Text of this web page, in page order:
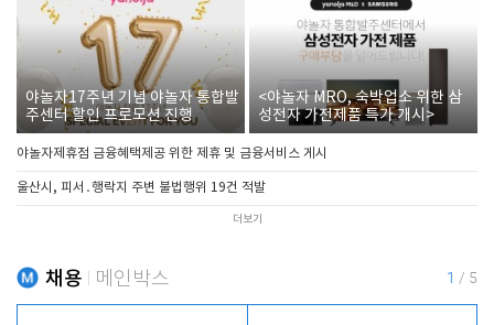
야놀자17주년 기념 야놀자 통합발
주센터 할인 프로모션 진행
<야놀자 MRO, 숙박업소 위한 삼
성전자 가전제품 특가 개시>
야놀자제휴점 금융혜택제공 위한 제휴 및 금융서비스 게시
울산시, 피서․행락지 주변 불법행위 19건 적발
더보기
채용 메인박스 1 / 5